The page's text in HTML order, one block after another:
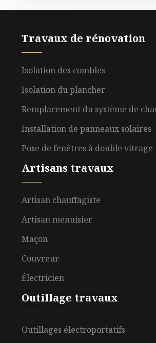
Travaux de rénovation
Isolation des combles
Isolation du plancher
Remplacement du système de
Installation de panneaux solaires
Pose de fenêtres à double vitrage
Artisans travaux
Artisan chauffagiste
Artisan menuisier
Maçon
Couvreur
Électricien
Outillage travaux
Outillages électroportatifs